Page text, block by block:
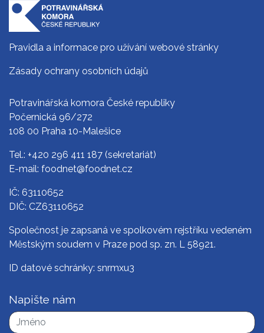
Pravidla a informace pro užívání webové stránky
Zásady ochrany osobních údajů
Potravinářská komora České republiky
Počernická 96/272
108 00 Praha 10-Malešice
Tel.: +420 296 411 187 (sekretariát)
E-mail: foodnet@foodnet.cz
IČ: 63110652
DIČ: CZ63110652
Společnost je zapsaná ve spolkovém rejstříku vedeném
Městským soudem v Praze pod sp. zn. L 58921.
ID datové schránky: snrmxu3
Napište nám